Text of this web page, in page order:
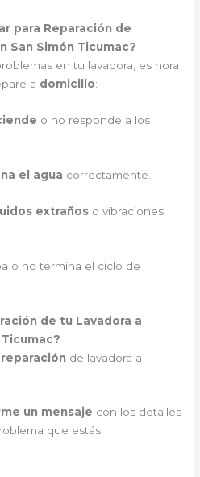
para Reparación de
San Simón Ticumac?
en tu lavadora, es hora
a domicilio:
o no responde a los
el agua correctamente.
extraños o vibraciones
o no termina el ciclo de
de tu Lavadora a
de lavadora a
un mensaje con los detalles
que estás